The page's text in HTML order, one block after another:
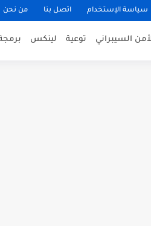
سياسة الإستخدام اتصل بنا من نحن
السيبراني توعية لينكس